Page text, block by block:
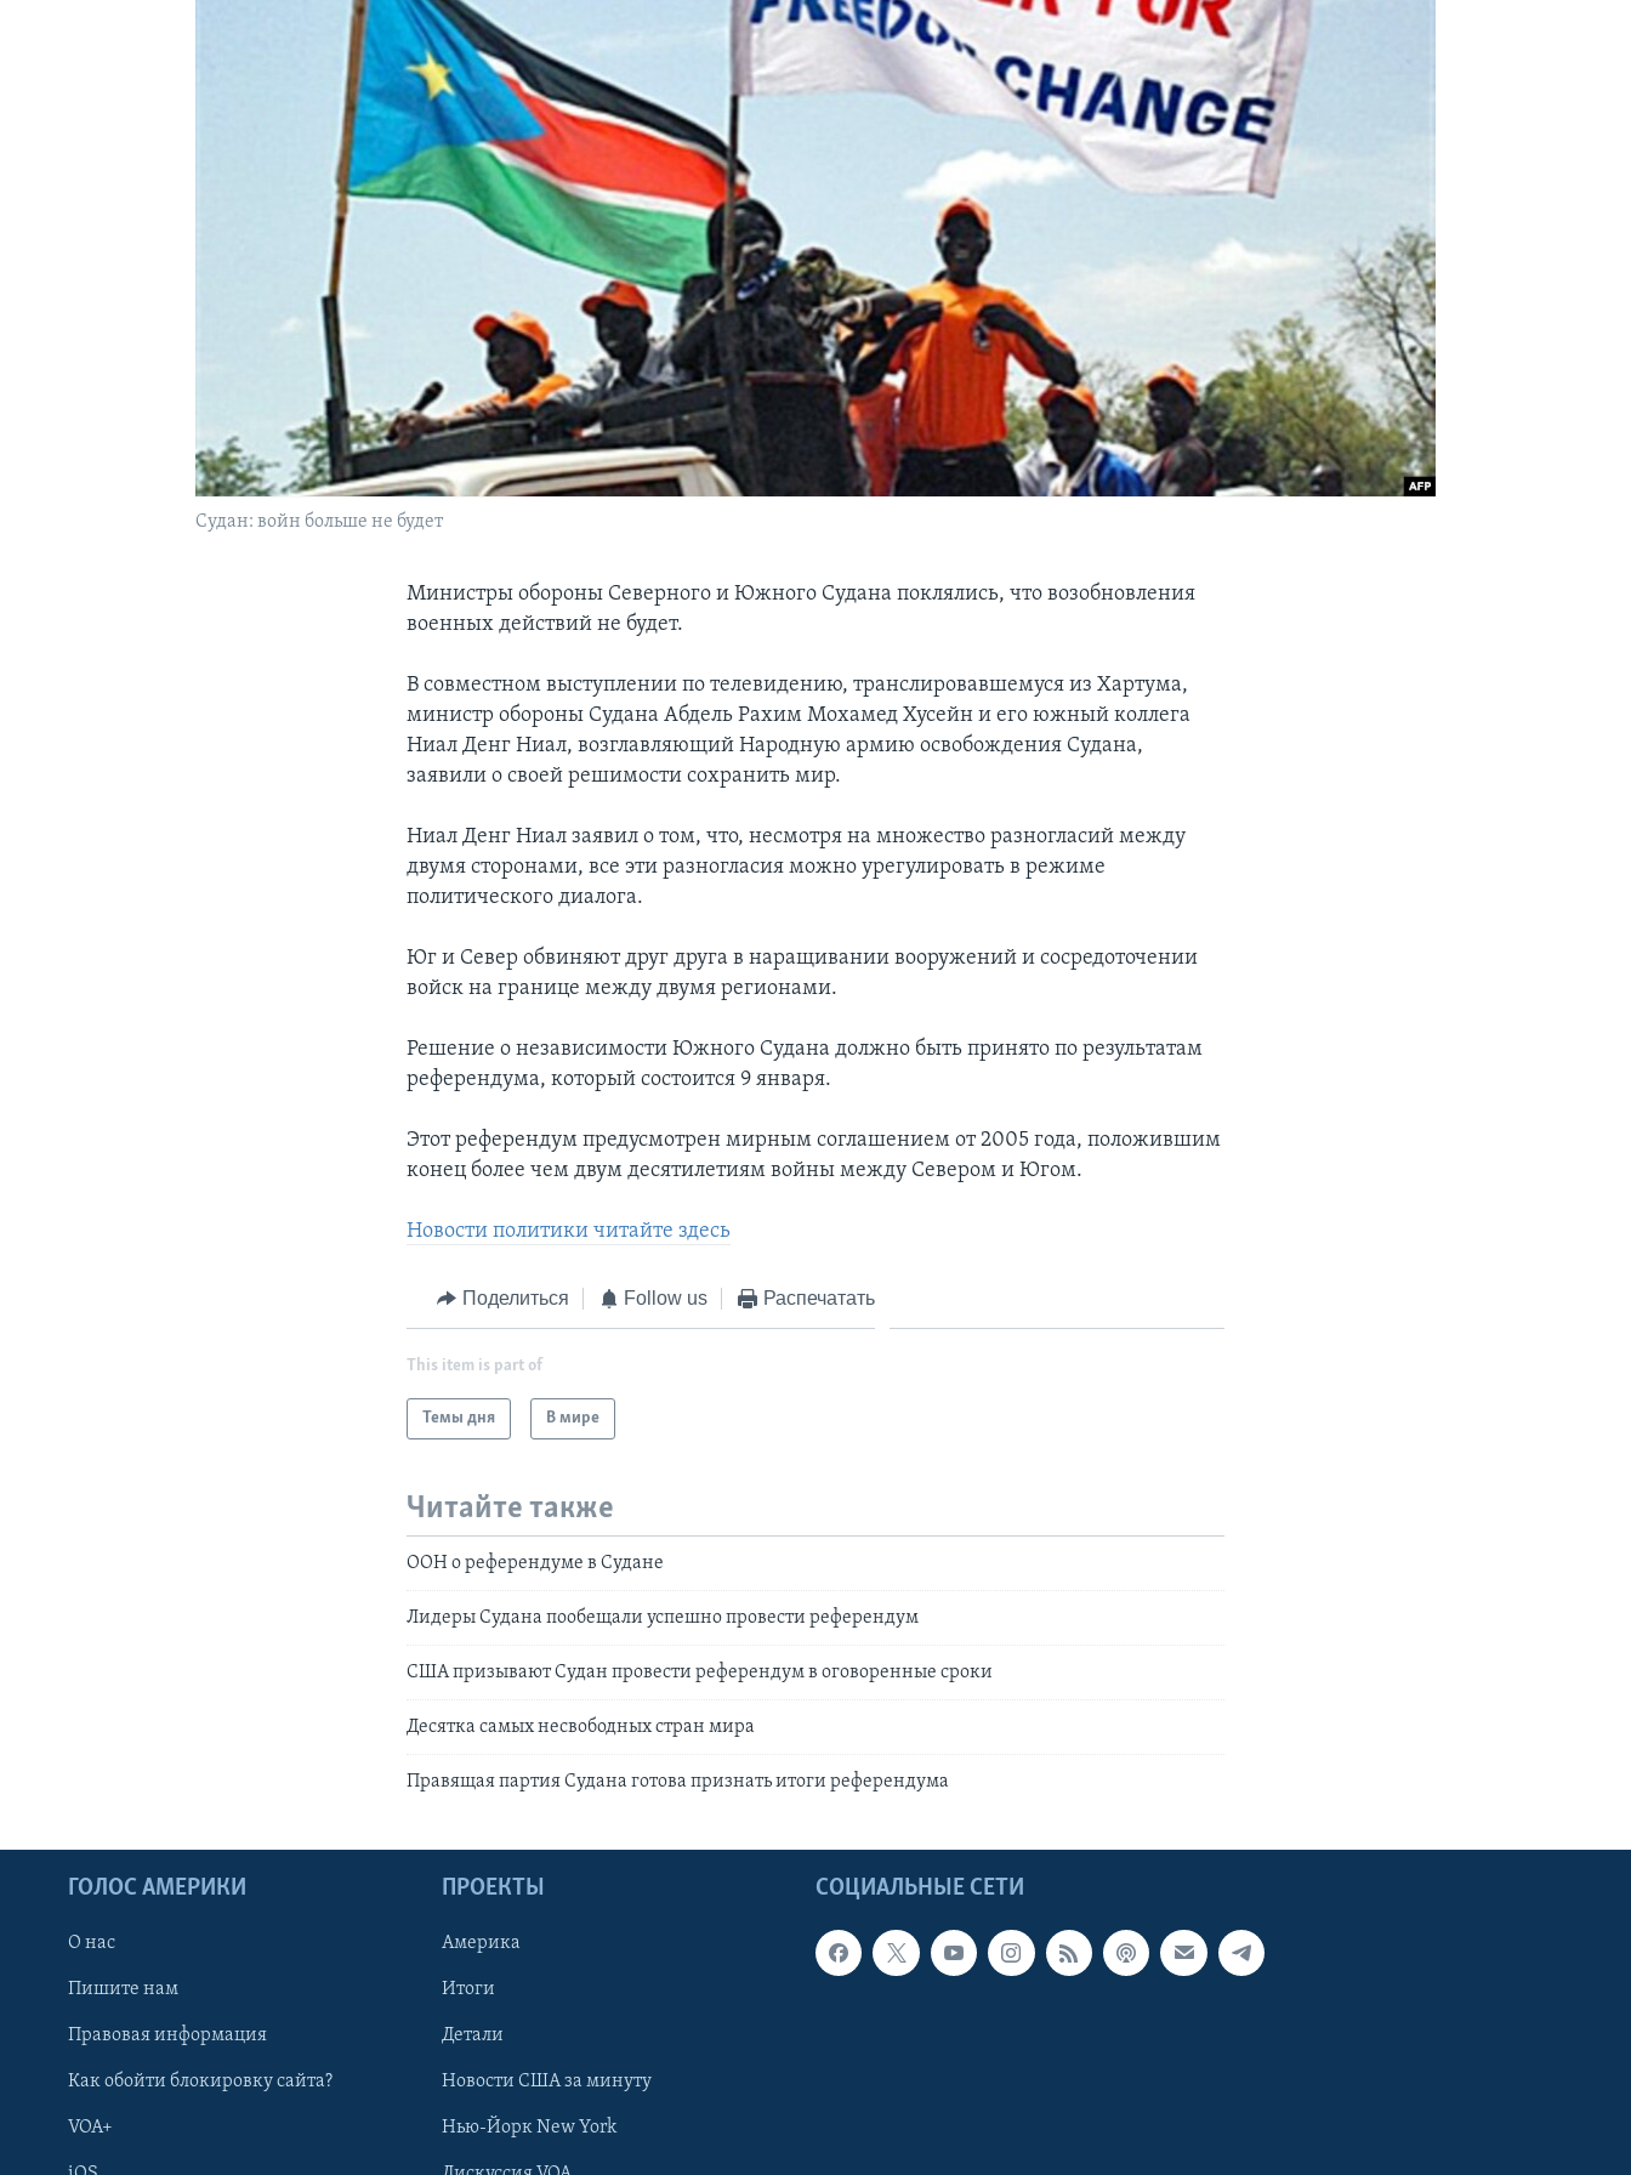
Судан: войн больше не будет
Министры обороны Северного и Южного Судана поклялись, что возобновления
военных действий не будет.
В совместном выступлении по телевидению, транслировавшемуся из Хартума,
министр обороны Судана Абдель Рахим Мохамед Хусейн и его южный коллега
Ниал Денг Ниал, возглавляющий Народную армию освобождения Судана,
заявили о своей решимости сохранить мир.
Ниал Денг Ниал заявил о том, что, несмотря на множество разногласий между
двумя сторонами, все эти разногласия можно урегулировать в режиме
политического диалога.
Юг и Север обвиняют друг друга в наращивании вооружений и сосредоточении
войск на границе между двумя регионами.
Решение о независимости Южного Судана должно быть принято по результатам
референдума, который состоится 9 января.
Этот референдум предусмотрен мирным соглашением от 2005 года, положившим
конец более чем двум десятилетиям войны между Севером и Югом.
Новости политики читайте здесь
Поделиться Follow us Распечатать
This item is part of
Темы дня В мире
Читайте также
ООН о референдуме в Судане
Лидеры Судана пообещали успешно провести референдум
США призывают Судан провести референдум в оговоренные сроки
Десятка самых несвободных стран мира
Правящая партия Судана готова признать итоги референдума
СОЦИАЛЬНЫЕ СЕТИ
ГОЛОС АМЕРИКИ
О нас
Пишите нам
Правовая информация
Как обойти блокировку сайта?
VOA+
ПРОЕКТЫ
Америка
Итоги
Детали
Новости США за минуту
Нью-Йорк New York